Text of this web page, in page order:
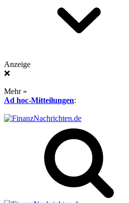
Anzeige
❌
Mehr »
Ad hoc-Mitteilungen: